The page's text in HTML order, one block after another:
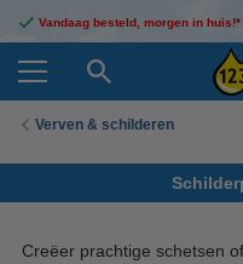
Vandaag besteld, morgen in huis!*
Verven & schilderen
Creëer prachtige schetsen